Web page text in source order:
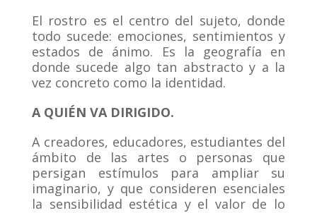
El rostro es el centro del sujeto, donde
todo sucede: emociones, sentimientos y
estados de ánimo. Es la geografía en
donde sucede algo tan abstracto y a la
vez concreto como la identidad.
A QUIÉN VA DIRIGIDO.
A creadores, educadores, estudiantes del
ámbito de las artes o personas que
persigan estímulos para ampliar su
imaginario, y que consideren esenciales
la sensibilidad estética y el valor de lo